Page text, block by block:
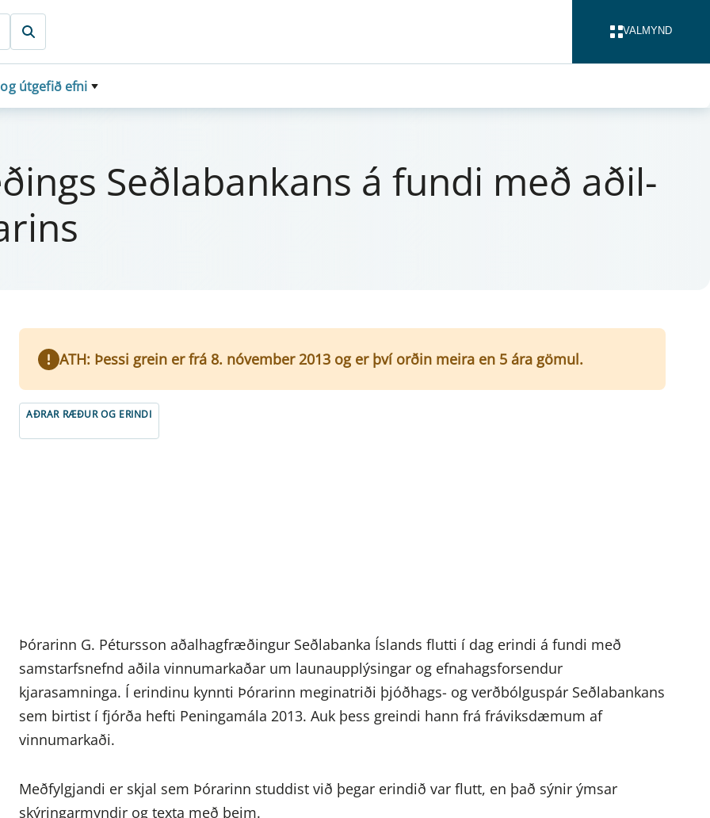
VALMYND
útgefið efni
Seðlab­an­k­ans á fundi með aðil­
ATH: Þessi grein er frá 8. nóvember 2013 og er því orðin meira en 5 ára gömul.
AÐRAR RÆÐUR OG ERINDI
Þórarinn G. Pétursson aðalhagfræðingur Seðlabanka Íslands flutti í dag erindi á fundi með
samstarfsnefnd aðila vinnumarkaðar um launaupplýsingar og efnahagsforsendur
kjarasamninga. Í erindinu kynnti Þórarinn meginatriði þjóðhags- og verðbólguspár Seðlabankans
sem birtist í fjórða hefti Peningamála 2013. Auk þess greindi hann frá fráviksdæmum af
vinnumarkaði.
Meðfylgjandi er skjal sem Þórarinn studdist við þegar erindið var flutt, en það sýnir ýmsar
skýringarmyndir og texta með þeim.